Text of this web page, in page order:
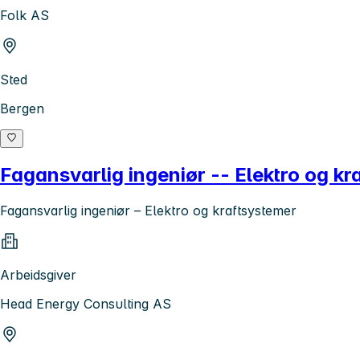
Folk AS
Sted
Bergen
Fagansvarlig ingeniør -- Elektro og
Fagansvarlig ingeniør – Elektro og kraftsystemer
Arbeidsgiver
Head Energy Consulting AS